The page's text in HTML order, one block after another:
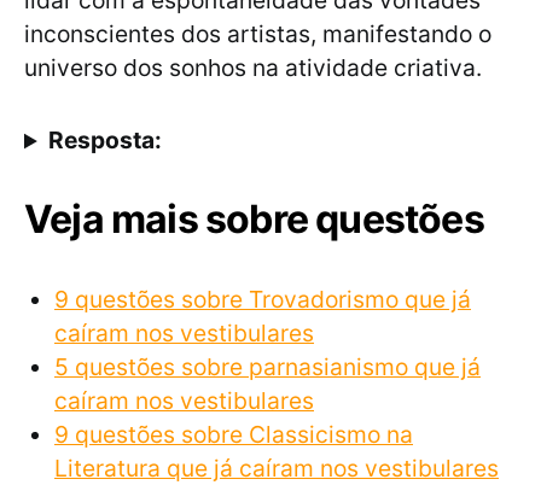
inconscientes dos artistas, manifestando o
universo dos sonhos na atividade criativa.
Resposta:
Veja mais sobre questões
9 questões sobre Trovadorismo que já
caíram nos vestibulares
5 questões sobre parnasianismo que já
caíram nos vestibulares
9 questões sobre Classicismo na
Literatura que já caíram nos vestibulares